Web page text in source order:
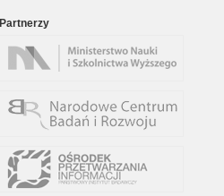
Partnerzy